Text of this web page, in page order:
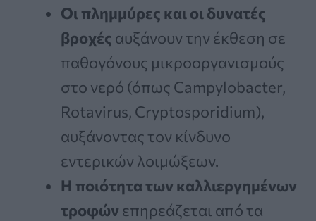
Οι πλημμύρες και οι δυνατές
βροχές αυξάνουν την έκθεση σε
παθογόνους μικροοργανισμούς
στο νερό (όπως Campylobacter,
Rotavirus, Cryptosporidium),
αυξάνοντας τον κίνδυνο
εντερικών λοιμώξεων.
Η ποιότητα των καλλιεργημένων
τροφών επηρεάζεται από τα